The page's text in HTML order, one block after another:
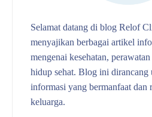
Selamat datang di blog Relof
menyajikan berbagai artikel
mengenai kesehatan,
hidup sehat. Blog ini dirancang
informasi yang bermanfaat dan
keluarga.